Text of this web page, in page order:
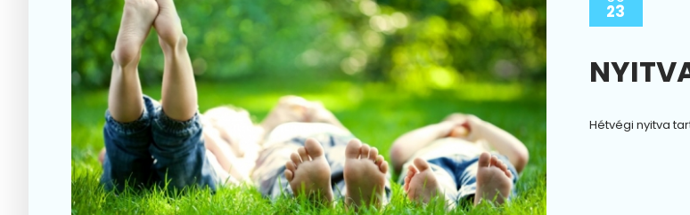
23
Hétvégi nyitva